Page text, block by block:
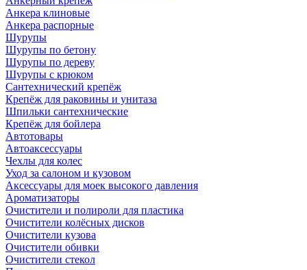
Анкера клиновые
Анкера распорные
Шурупы
Шурупы по бетону
Шурупы по дереву
Шурупы с крюком
Сантехнический крепёж
Крепёж для раковины и унитаза
Шпильки сантехнические
Крепёж для бойлера
Автотовары
Автоаксессуары
Чехлы для колес
Уход за салоном и кузовом
Аксессуары для моек высокого давления
Ароматизаторы
Очистители и полироли для пластика
Очистители колёсных дисков
Очистители кузова
Очистители обивки
Очистители стекол